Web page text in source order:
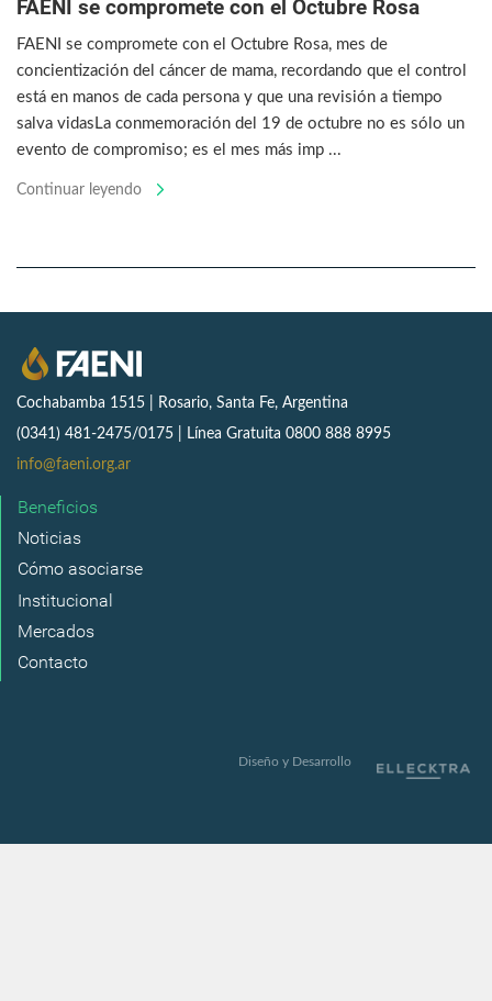
FAENI se compromete con el Octubre Rosa
FAENI se compromete con el Octubre Rosa, mes de
concientización del cáncer de mama, recordando que el control
está en manos de cada persona y que una revisión a tiempo
salva vidasLa conmemoración del 19 de octubre no es sólo un
evento de compromiso; es el mes más imp ...
Continuar leyendo
Cochabamba 1515 | Rosario, Santa Fe, Argentina
(0341) 481-2475/0175 | Línea Gratuita 0800 888 8995
info@faeni.org.ar
Beneficios
Noticias
Cómo asociarse
Institucional
Mercados
Contacto
Diseño y Desarrollo